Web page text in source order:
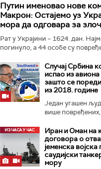
Путин именовао нове
Макрон: Остајемо уз
мора да одговара за
Рат у Украјини – 1624. дан.
погинуло, а 44 особе су
Случај Србина
испао из авиона
зашто се
из 2018. године
Један угашен
више
Иран и Оман на
договора о
jеменска војска
саудијски
мору